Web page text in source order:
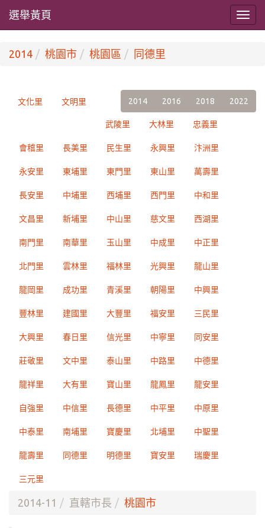
選舉黃頁
2014 桃園市 桃園區 同德里
2014 2016 2018 2022
文化里 文明里
武陵里 大林里 忠義里
會稽里 長美里 民生里 永興里 汴洲里
永安里 東埔里 東門里 東山里 萬壽里
長安里 中埔里 西埔里 西門里 中和里
文昌里 新埔里 中山里 慈文里 西湖里
南門里 南華里 玉山里 中成里 中正里
北門里 雲林里 福林里 光興里 龍山里
龍岡里 成功里 青溪里 朝陽里 中興里
豐林里 建國里 大豐里 福安里 三民里
大興里 春日里 信光里 中寧里 同安里
莊敬里 文中里 泰山里 中路里 中德里
龍祥里 大有里 寶山里 龍鳳里 龍安里
自強里 中信里 長德里 中平里 中原里
中泰里 南埔里 寶慶里 北埔里 中聖里
龍壽里 同德里 明德里 寶安里 瑞慶里
三元里
2014-11 直轄市長 桃園市